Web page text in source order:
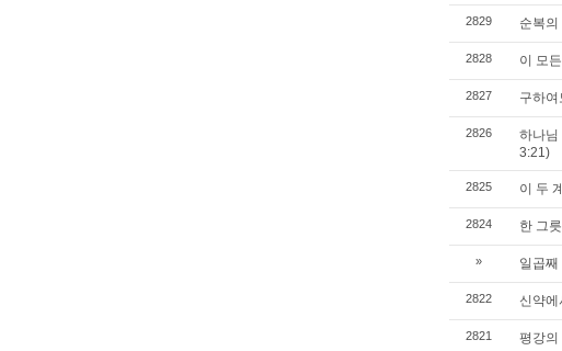
2829 순복의
2828 이 모
2827 구하
2826
하나님
3:21)
2825 이 두
2824 한 그
» 일곱째
2822 신약에
2821 평강의